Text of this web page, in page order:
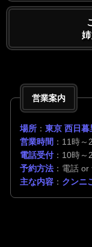
営業案内
場所 ： 東京 西日暮
営業時間 ：11時～
電話受付：10時～
予約方法 ：電話
主な内容 ： クンニ